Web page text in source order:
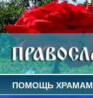
ПОМОЩЬ ХРАМАМ